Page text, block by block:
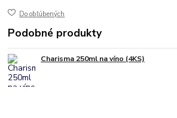
Do obľúbených
Podobné produkty
Charisma 250ml na víno (4KS)